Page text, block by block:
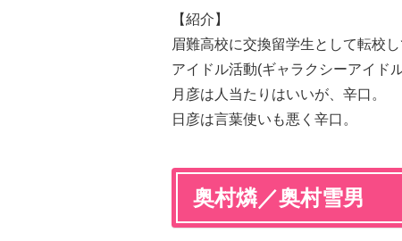
【紹介】
眉難高校に交換留学生として転校し
アイドル活動(ギャラクシーアイド
月彦は人当たりはいいが、辛口。
日彦は言葉使いも悪く辛口。
奥村燐／奥村雪男